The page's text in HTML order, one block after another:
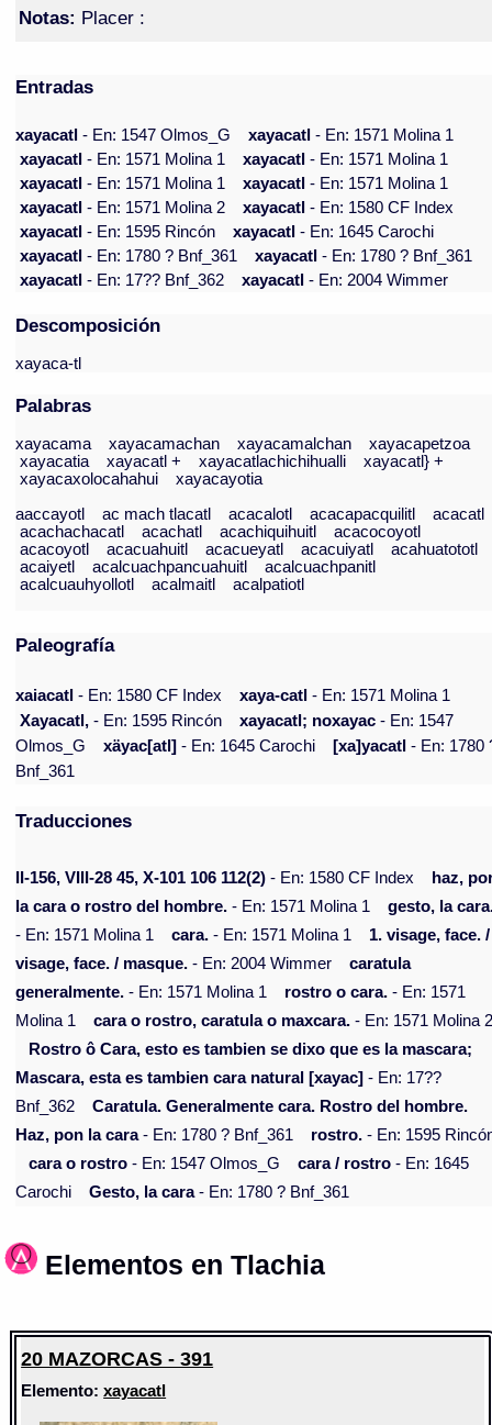
Notas: Placer :
Entradas
xayacatl- En: 1547 Olmos_G xayacatl- En: 1571 Molina 1
xayacatl- En: 1571 Molina 1 xayacatl- En: 1571 Molina 1
xayacatl- En: 1571 Molina 1 xayacatl- En: 1571 Molina 1
xayacatl- En: 1571 Molina 2 xayacatl- En: 1580 CF Index
xayacatl- En: 1595 Rincón xayacatl- En: 1645 Carochi
xayacatl- En: 1780 ? Bnf_361 xayacatl- En: 1780 ? Bnf_361
xayacatl- En: 17?? Bnf_362 xayacatl- En: 2004 Wimmer
Descomposición
xayaca-tl
Palabras
xayacama xayacamachan xayacamalchan
xayacapetzoa
xayacatia
xayacatl + xayacatlachichihualli
xayacatl} +
xayacaxolocahahui
xayacayotia
aaccayotl
ac mach tlacatl acacalotl acacapacquilitl
acacatl
acachachacatl
acachatl acachiquihuitl
acacocoyotl
acacoyotl
acacuahuitl acacueyatl acacuiyatl
acahuatototl
acaiyetl
acalcuachpancuahuitl
acalcuachpanitl
acalcuauhyollotl
acalmaitl acalpatiotl
Paleografía
xaiacatl - En: 1580 CF Index xaya-catl - En: 1571 Molina 1
Xayacatl, - En: 1595 Rincón xayacatl; noxayac - En: 1547
Olmos_G
xäyac[atl] - En: 1645 Carochi [xa]yacatl - En: 1780
Bnf_361
Traducciones
II-156, VIII-28 45, X-101 106 112(2) - En: 1580 CF Index
haz,
la cara o rostro del hombre. - En: 1571 Molina 1
gesto, la
- En: 1571 Molina 1
cara. - En: 1571 Molina 1
1. visage, face. /
visage, face. / masque. - En: 2004 Wimmer
caratula
generalmente. - En: 1571 Molina 1 rostro o cara. - En: 1571
Molina 1
cara o rostro, caratula o maxcara. - En: 1571 Molina
Rostro ô Cara, esto es tambien se dixo que es la mascara;
Mascara, esta es tambien cara natural [xayac] - En: 17??
Bnf_362
Caratula. Generalmente cara. Rostro del hombre.
Haz, pon la cara- En: 1780 ? Bnf_361 rostro. - En: 1595
cara o rostro - En: 1547 Olmos_G cara / rostro - En: 1645
Carochi
Gesto, la cara- En: 1780 ? Bnf_361
Elementos en Tlachia
20 MAZORCAS - 391
Elemento:xayacatl